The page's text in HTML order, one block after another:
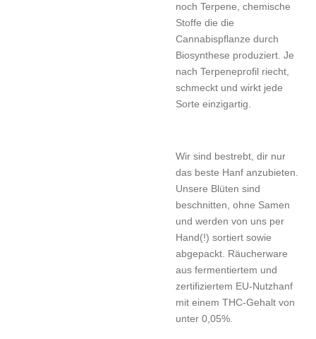
noch Terpene, chemische
Stoffe die die
Cannabispflanze durch
Biosynthese produziert. Je
nach Terpeneprofil riecht,
schmeckt und wirkt jede
Sorte einzigartig.
Wir sind bestrebt, dir nur
das beste Hanf anzubieten.
Unsere Blüten sind
beschnitten, ohne Samen
und werden von uns per
Hand(!) sortiert sowie
abgepackt. Räucherware
aus fermentiertem und
zertifiziertem EU-Nutzhanf
mit einem THC-Gehalt von
unter 0,05%.